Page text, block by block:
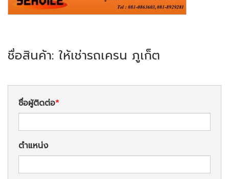
ชื่อสินค้า: ให้เช่ารถเครน ภูเก็ต
ชื่อผู้ติดต่อ
ตำแหน่ง